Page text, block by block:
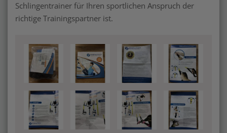
Schlingentrainer für Ihren sportlichen Anspruch der
richtige Trainingspartner ist.